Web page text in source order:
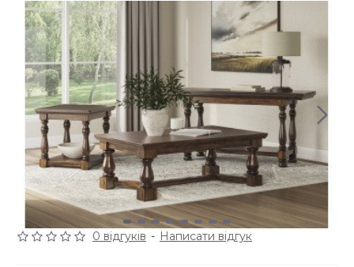
0 відгуків - Написати відгук